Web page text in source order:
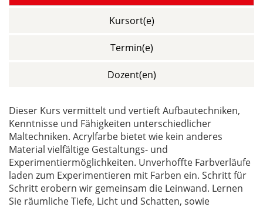
Kursort(e)
Termin(e)
Dozent(en)
Dieser Kurs vermittelt und vertieft Aufbautechniken,
Kenntnisse und Fähigkeiten unterschiedlicher
Maltechniken. Acrylfarbe bietet wie kein anderes
Material vielfältige Gestaltungs- und
Experimentiermöglichkeiten. Unverhoffte Farbverläufe
laden zum Experimentieren mit Farben ein. Schritt für
Schritt erobern wir gemeinsam die Leinwand. Lernen
Sie räumliche Tiefe, Licht und Schatten, sowie